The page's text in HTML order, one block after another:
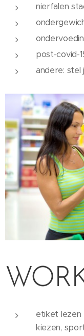
nierfalen
post-covid-
andere: stel
etiket lezen
kiezen,